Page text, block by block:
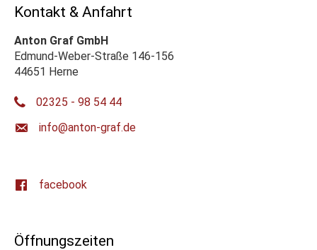
Kontakt & Anfahrt
Anton Graf GmbH
Edmund-Weber-Straße 146-156
44651 Herne
02325 - 98 54 44
ed.farg-notna@ofni
facebook
Öffnungszeiten